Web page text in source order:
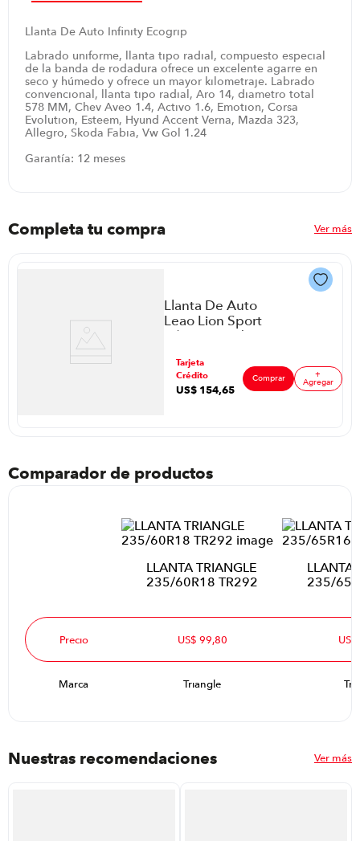
Llanta De Auto Infinity Ecogrip
Labrado uniforme, llanta tipo radial, compuesto especial
de la banda de rodadura ofrece un excelente agarre en
seco y húmedo y ofrece un mayor kilometraje. Labrado
convencional, llanta tipo radial, Aro 14, diametro total
578 MM, Chev Aveo 1.4, Activo 1.6, Emotion, Corsa
Evolution, Esteem, Hyund Accent Verna, Mazda 323,
Allegro, Skoda Fabia, Vw Gol 1.24
Garantía: 12 meses
Completa tu compra Ver más
Llanta De Auto
Leao Lion Sport
A/T P88635 |
Tarjeta
Crédito
US$ 154,65
Comprar +
Agregar
Comparador de productos
LLANTA TRIANGLE
235/60R18 TR292
LLANTA
235/
Precio US$ 99,80
Marca Triangle
Nuestras recomendaciones Ver más